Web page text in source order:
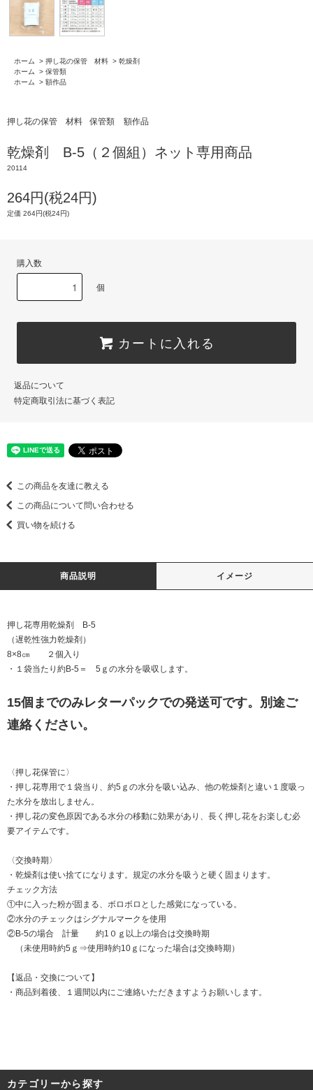
ホーム > 押し花の保管 材料 > 乾燥剤
ホーム
> 保管類
ホーム
> 額作品
押し花の保管 材料 保管類 額作品
乾燥剤 B-5（２個組）ネット専用商品
20114
264円(税24円)
定価 264円(税24円)
購入数
個
カートに入れる
返品について
特定商取引法に基づく表記
この商品を友達に教える
この商品について問い合わせる
買い物を続ける
商品説明 イメージ
押し花専用乾燥剤 B-5
（遅乾性強力乾燥剤）
8×8㎝ ２個入り
・１袋当たり約B-5＝ 5ｇの水分を吸収します。
15個までのみレターパックでの発送可です。別途ご
連絡ください。
〈押し花保管に〉
・押し花専用で１袋当り、約5ｇの水分を吸い込み、他の乾燥剤と違い１度吸っ
た水分を放出しません。
・押し花の変色原因である水分の移動に効果があり、長く押し花をお楽しむ必
要アイテムです。
〈交換時期〉
・乾燥剤は使い捨てになります。規定の水分を吸うと硬く固まります。
チェック方法
①中に入った粉が固まる、ボロボロとした感覚になっている。
②水分のチェックはシグナルマークを使用
②B-5の場合 計量 約1０ｇ以上の場合は交換時期
（未使用時約5ｇ⇒使用時約10ｇになった場合は交換時期）
【返品・交換について】
・商品到着後、１週間以内にご連絡いただきますようお願いします。
カテゴリーから探す